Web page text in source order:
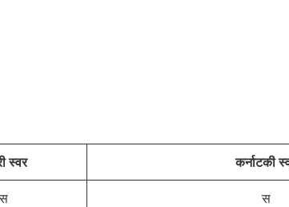
स्वर कर्नाटकी
स स